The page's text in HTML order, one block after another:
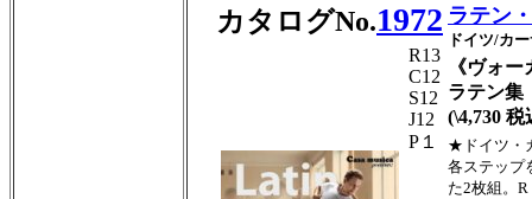
カタログNo.1972 ラテン
ドイツ/カ
R13
C12
S12
J12
P１
《ヴォ
ラテン集
(\4,730 税
★ドイツ・
各ステップ
た2枚組。